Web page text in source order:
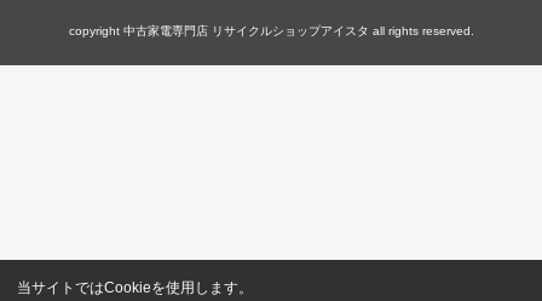
当サイトではCookieを使用します。
copyright 中古家電専門店 リサイクルショップアイスタ all rights reserved.